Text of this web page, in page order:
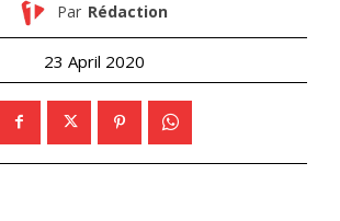
Par Rédaction
23 April 2020